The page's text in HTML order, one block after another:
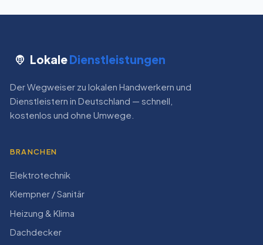
LokaleDienstleistungen
Der Wegweiser zu lokalen Handwerkern und
Dienstleistern in Deutschland — schnell,
kostenlos und ohne Umwege.
BRANCHEN
Elektrotechnik
Klempner / Sanitär
Heizung & Klima
Dachdecker